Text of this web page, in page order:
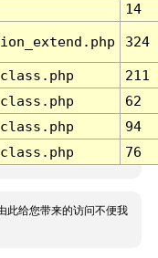
14
324
211
62
94
76
此给您带来的访问不便我